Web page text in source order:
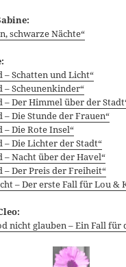
schwarze Nächte“
– Schatten und Licht“
– Scheunenkinder“
– Der Himmel über der
– Die Stunde der Frauen“
– Die Rote Insel“
– Die Lichter der Stadt“
– Nacht über der Havel“
– Der Preis der Freiheit“
– Der erste Fall für Lou &
nicht glauben – Ein Fall für